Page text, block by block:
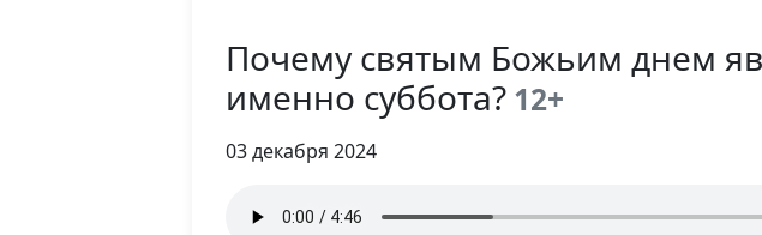
Почему святым Божьим днем
именно суббота? 12+
03 декабря 2024